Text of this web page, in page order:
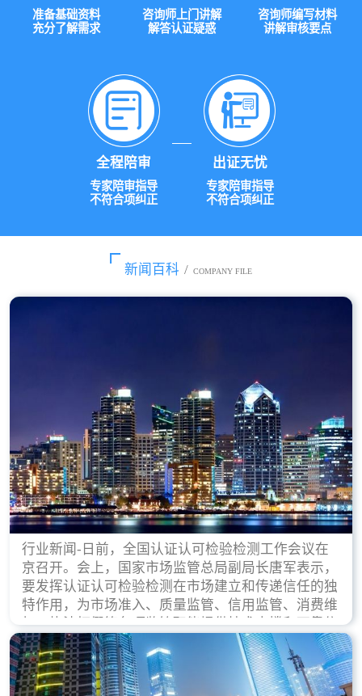
准备基础资料
充分了解需求
咨询师上门讲解
解答认证疑惑
咨询师编写材料
讲解审核要点
全程陪审
专家陪审指导
不符合项纠正
出证无忧
专家陪审指导
不符合项纠正
新闻百科 / COMPANY FILE
行业新闻-日前，全国认证认可检验检测工作会议在
京召开。会上，国家市场监管总局副局长唐军表示，
要发挥认证认可检验检测在市场建立和传递信任的独
特作用，为市场准入、质量监管、信用监管、消费维
权、执法打假等各项监管职能提供技术支撑和可靠依
据。